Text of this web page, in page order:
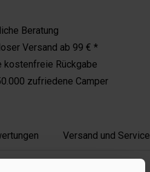
Beratung
Versand ab 99 € *
kostenfreie Rückgabe
zufriedene Camper
Versand und Service